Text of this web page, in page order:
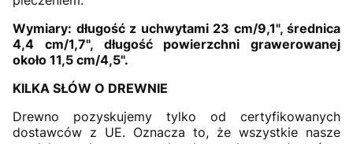
Wymiary: długość z uchwytami 23 cm/9,1", średnica
4,4 cm/1,7", długość powierzchni grawerowanej
około 11,5 cm/4,5".
KILKA SŁÓW O DREWNIE
Drewno pozyskujemy tylko od certyfikowanych
dostawców z UE. Oznacza to, że wszystkie nasze